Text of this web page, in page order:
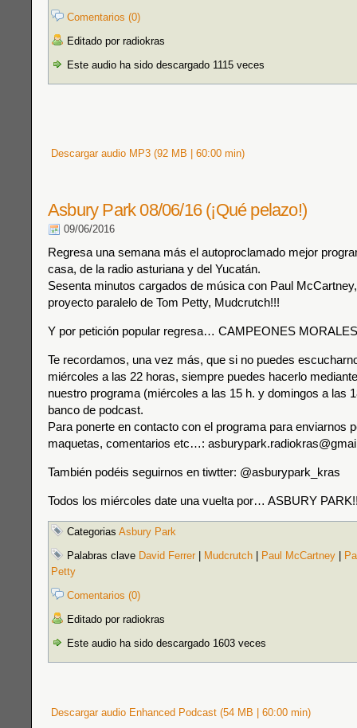
Comentarios (0)
Editado por radiokras
Este audio ha sido descargado 1115 veces
Descargar audio MP3 (92 MB | 60:00 min)
Asbury Park 08/06/16 (¡Qué pelazo!)
09/06/2016
Regresa una semana más el autoproclamado mejor
casa, de la radio asturiana y del Yucatán.
Sesenta minutos cargados de música con Paul
proyecto paralelo de Tom Petty, Mudcrutch!!!
Y por petición popular regresa… CAMPEONES
Te recordamos, una vez más, que si no puedes
miércoles a las 22 horas, siempre puedes hacerlo
nuestro programa (miércoles a las 15 h. y domingos a las
banco de podcast.
Para ponerte en contacto con el programa para enviarnos
maquetas, comentarios etc…:
También podéis seguirnos en tiwtter: @asburypark_kras
Todos los miércoles date una vuelta por… ASBURY
Categorias Asbury Park
Palabras clave David Ferrer Mudcrutch Paul McCartney
Petty
Comentarios (0)
Editado por radiokras
Este audio ha sido descargado 1603 veces
Descargar audio Enhanced Podcast (54 MB | 60:00 min)